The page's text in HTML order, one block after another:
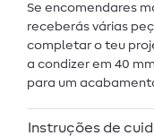
Se encomendares
receberás várias
completar o teu
a condizer em 40
para um
Instruções de